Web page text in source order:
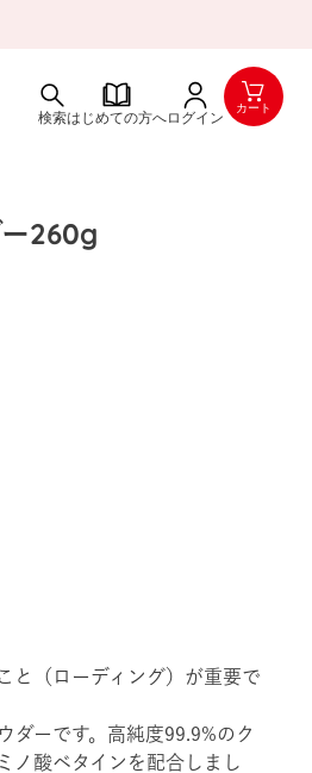
検索はじめての方へログイン
カート
260g
と（ローディング）が重要で
ダーです。高純度99.9%のク
ノ酸ベタインを配合しまし